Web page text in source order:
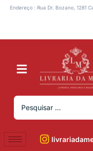
Endereço : Rua Dr. Bozano, 1281